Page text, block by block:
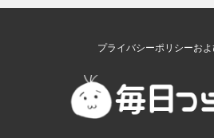
プライバシーポリシーお